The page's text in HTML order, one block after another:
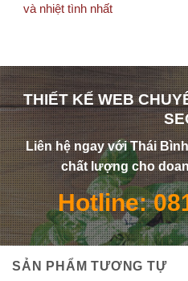
và nhiệt tình nhất
THIẾT KẾ WEB
Liên hệ ngay với Thái
chất lượng cho
Hotline:
SẢN PHẨM TƯƠNG TỰ